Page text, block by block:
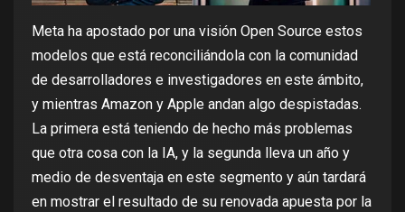
Meta ha apostado por una visión Open Source estos
modelos que está reconciliándola con la comunidad
de desarrolladores e investigadores en este ámbito,
y mientras Amazon y Apple andan algo despistadas.
La primera está teniendo de hecho más problemas
que otra cosa con la IA, y la segunda lleva un año y
medio de desventaja en este segmento y aún tardará
en mostrar el resultado de su renovada apuesta por la